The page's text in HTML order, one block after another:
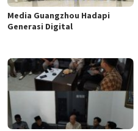
Media Guangzhou Hadapi
Generasi Digital